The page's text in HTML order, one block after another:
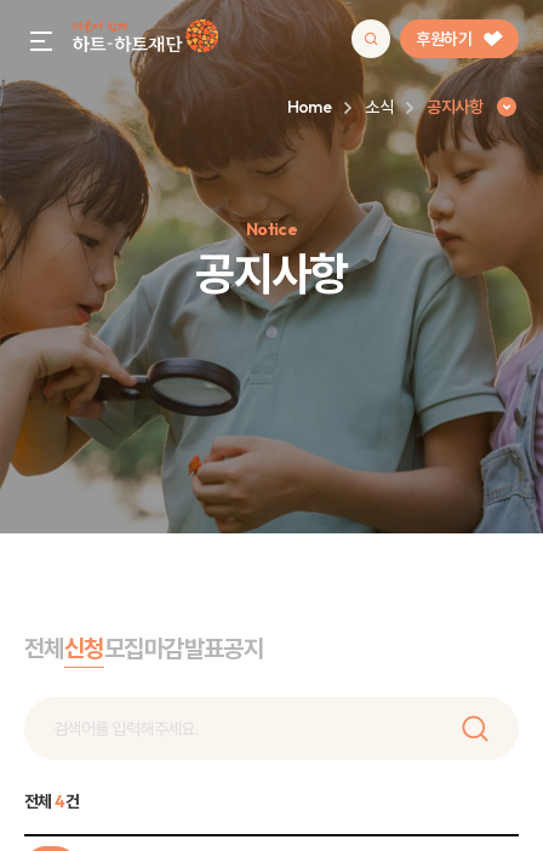
gnb menu open 후원하기
인기 키워드
#정기후원#하트플레이스#캠페인#팬덤후원
Home 소식 공지사항
Notice
공지사항
전체신청모집마감발표공지
전체4건